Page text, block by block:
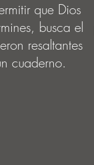
que Dios
busca el
resaltantes
cuaderno.